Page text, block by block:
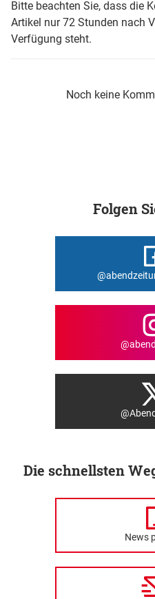
Bitte beachten Sie, dass die
Artikel nur 72 Stunden nach
Verfügung steht.
Noch keine
Folgen
Die schnellsten
News